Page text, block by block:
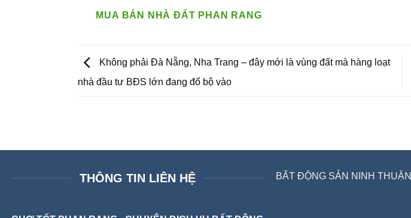
MUA BÁN NHÀ ĐẤT PHAN RANG
Không phải Đà Nẵng, Nha Trang – đây mới là vùng đất mà hàng loạt
nhà đầu tư BĐS lớn đang đổ bộ vào
THÔNG TIN LIÊN HỆ BẤT ĐỘNG SẢN NINH THUẬN